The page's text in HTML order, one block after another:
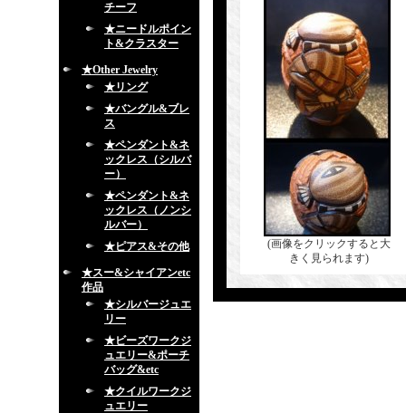
チーフ
★ニードルポイン
ト&クラスター
★Other Jewelry
★リング
★バングル&ブレ
ス
★ペンダント&ネ
ックレス（シルバ
ー）
★ペンダント&ネ
ックレス（ノンシ
ルバー）
★ピアス&その他
★スー&シャイアンetc
作品
★シルバージュエ
リー
★ビーズワークジ
ュエリー&ポーチ
バッグ&etc
★クイルワークジ
ュエリー
(画像をクリックすると大
きく見られます)